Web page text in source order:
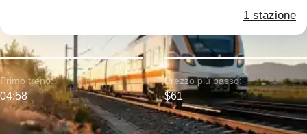
1 stazione
Primo treno:
04:58
Prezzo più basso:
$61